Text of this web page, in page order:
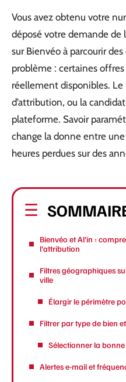
Vous avez obtenu votre
déposé votre demande de
sur Bienvéo à parcourir
problème : certaines
réellement disponibles.
d’attribution, ou la
plateforme. Savoir
change la donne entre
heures perdues sur des
Bienvéo et Al’in :
l’attribution
Filtres géographiques
ville
Élargir le périmètre
Filtrer par type de bien
Sélectionner la
Alertes e-mail et